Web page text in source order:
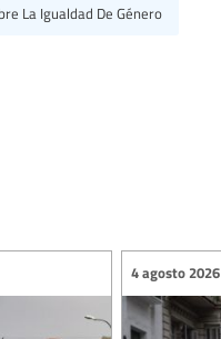
La Igualdad De Género
4 agosto 2026